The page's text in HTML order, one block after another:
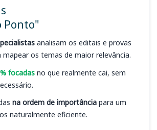
Ponto"
analisam os editais e provas
os temas de maior relevância.
focadas no que realmente cai, sem
na ordem de importância para um
naturalmente eficiente.